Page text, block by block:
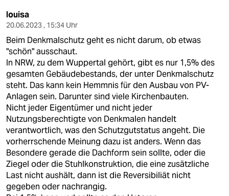
louisa
20.06.2023 , 15:34 Uhr
Beim Denkmalschutz geht es nicht darum, ob etwas
"schön" ausschaut.
In NRW, zu dem Wuppertal gehört, gibt es nur 1,5% des
gesamten Gebäudebestands, der unter Denkmalschutz
steht. Das kann kein Hemmnis für den Ausbau von PV-
Anlagen sein. Darunter sind viele Kirchenbauten.
Nicht jeder Eigentümer und nicht jeder
Nutzungsberechtigte von Denkmalen handelt
verantwortlich, was den Schutzgutstatus angeht. Die
vorherrschende Meinung dazu ist anders. Wenn das
Besondere gerade die Dachform sein sollte, oder die
Ziegel oder die Stuhlkonstruktion, die eine zusätzliche
Last nicht aushält, dann ist die Reversibiliät nicht
gegeben oder nachrangig.